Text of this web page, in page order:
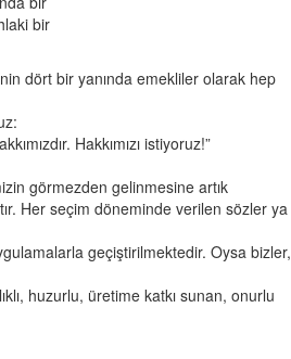
bir
dört bir yanında emekliler olarak hep
Hakkımızı istiyoruz!”
görmezden gelinmesine artık
Her seçim döneminde verilen sözler ya
geçiştirilmektedir. Oysa bizler,
huzurlu, üretime katkı sunan, onurlu